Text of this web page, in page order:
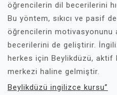
öğrencilerin dil becerilerini
Bu yöntem, sıkıcı ve pasif
öğrencilerin motivasyonunu
becerilerini de geliştirir.
herkes için Beylikdüzü, aktif
merkezi haline gelmiştir.
Beylikdüzü ingilizce kursu”